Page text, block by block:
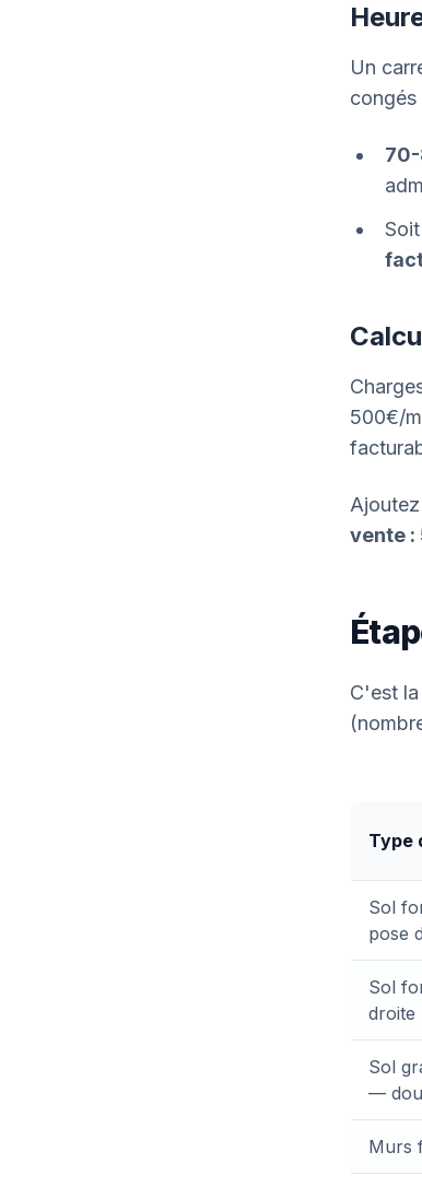
Un
congés
500€/
vente :
C'est
Type
Sol
pose
Sol
droite
Sol
—
Murs